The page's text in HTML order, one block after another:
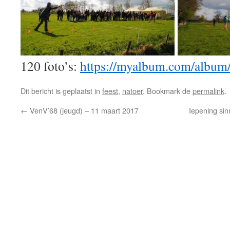
120 foto’s: https://myalbum.com/
Dit bericht is geplaatst in feest, natoer. Bookmark depermalink.
← VenV’68 (jeugd) – 11 maart 2017 Iepening